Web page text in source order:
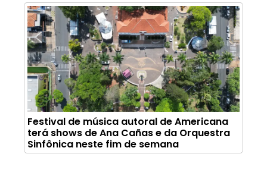
Festival de música autoral de Americana
terá shows de Ana Cañas e da Orquestra
Sinfônica neste fim de semana